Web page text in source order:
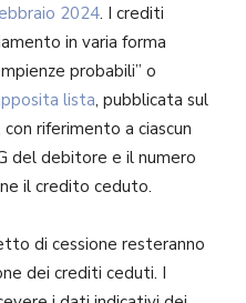
2024. I crediti
in varia forma
probabili” o
lista, pubblicata sul
riferimento a ciascun
del debitore e il numero
il credito ceduto.
di cessione resteranno
dei crediti ceduti. I